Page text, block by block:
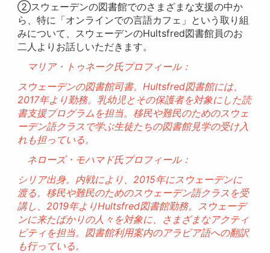
②スウェーデンの図書館でのさまざまな支援の中か
ら、特に「オンラインでの言語カフェ」という取り組
みについて、スウェーデンのHultsfred図書館員のお
二人よりお話しいただきます。
マリア・トゥネーク氏プロフィール：
スウェーデンの図書館司書。Hultsfred図書館には、
2017年より勤務。乳幼児とその保護者を対象にした読
書支援プログラムを担当。移民や難民のためのスウェ
ーデン語クラスで学ぶ生徒たちの図書館見学の受け入
れも担っている。
ネローズ・モハマド氏プロフィール：
シリア出身。内戦により、2015年にスウェーデンに
渡る。移民や難民のためのスウェーデン語クラスを受
講し、2019年よりHultsfred図書館勤務。スウェーデ
ンに来たばかりの人々を対象に、さまざまなアクティ
ビティを担当。図書館利用案内のアラビア語への翻訳
も行っている。